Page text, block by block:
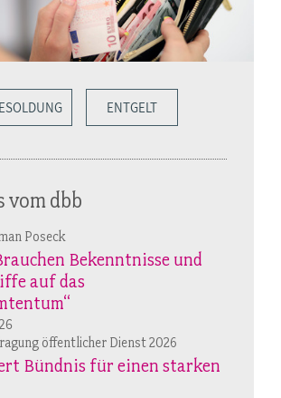
ENTGELT
vom dbb
Poseck
Bekenntnisse und
auf das
öffentlicher Dienst 2026
Bündnis für einen starken